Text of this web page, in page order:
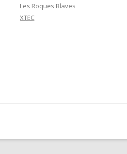
Les Roques Blaves
XTEC